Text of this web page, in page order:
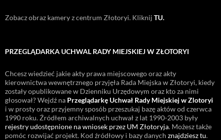
Zobacz obraz kamery z centrum Złotoryi. Kliknij TU.
PRZEGLĄDARKA UCHWAL RADY MIEJSKIEJ W ZŁOTORYI
Chcesz wiedzieć jakie akty prawa miejscowego oraz akty
kierownictwa wewnętrznego przyjęła Rada Miejska w Złotoryi, kiedy
zostały opublikowane w Dzienniku Urzędowym oraz kto za nimi
głosował? Wejdź na Przeglądarkę Uchwał Rady Miejskiej w Zlotoryi
i w prosty oraz przyjemny sposób przeszukaj bazę aktów od czerwca
1990 roku. Źródłem archiwalnych uchwał z lat 1990-2003 były
rejestry udostępnione na wniosek przez UM Złotoryja. Możesz także
pomóc rozwijać projekt. Kod źródłowy i bazy danych znajdziesz tu.